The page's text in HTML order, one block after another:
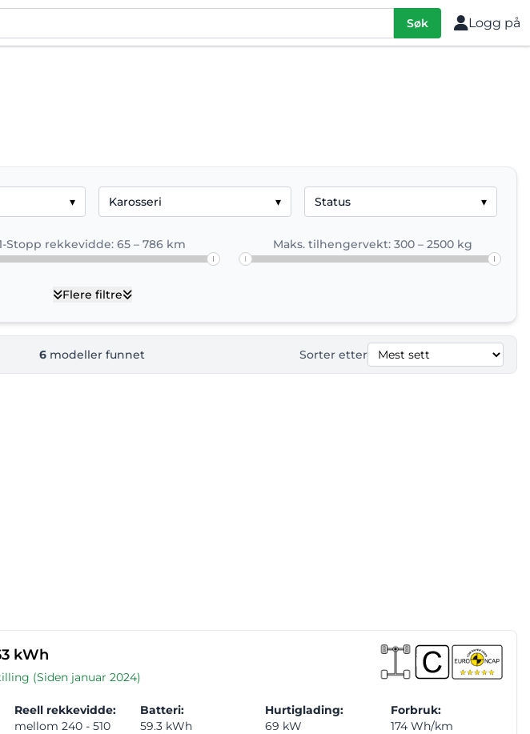
Søk Logg på
tilgjengelige i Norge.
for hver modell – og finn ut hvilken GWM elbil som passer best for deg.
▾ Karosseri ▾ Status ▾
Stopp rekkevidde: 65 – 786 km Maks. tilhengervekt: 300 – 2500 kg
Flere filtre
6modeller funnet Sorter etter
kWh
(Siden januar 2024)
Reell rekkevidde:
mellom 240 - 510
Batteri:
59.3 kWh
Hurtiglading:
69 kW
Forbruk:
174 Wh/km